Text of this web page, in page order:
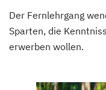
Der Fernlehrgang
Sparten, die
erwerben wollen.